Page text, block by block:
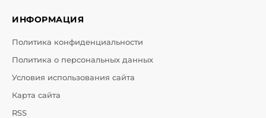
ИНФОРМАЦИЯ
Политика конфиденциальности
Политика о персональных данных
Условия использования сайта
Карта сайта
RSS